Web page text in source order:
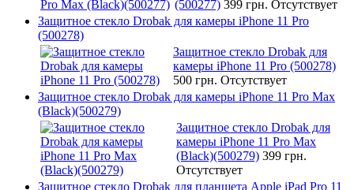
(500277) 399 грн. Отсутствует
Защитное стекло Drobak для камеры iPhone 11 Pro
(500278)
Защитное стекло Drobak для
камеры iPhone 11 Pro (500278)
500 грн. Отсутствует
Защитное стекло Drobak для камеры iPhone 11 Pro Max
(Black)(500279)
Защитное стекло Drobak для
камеры iPhone 11 Pro Max
(Black)(500279) 399 грн.
Отсутствует
Защитное стекло Drobak для планшета Apple iPad Pro 11